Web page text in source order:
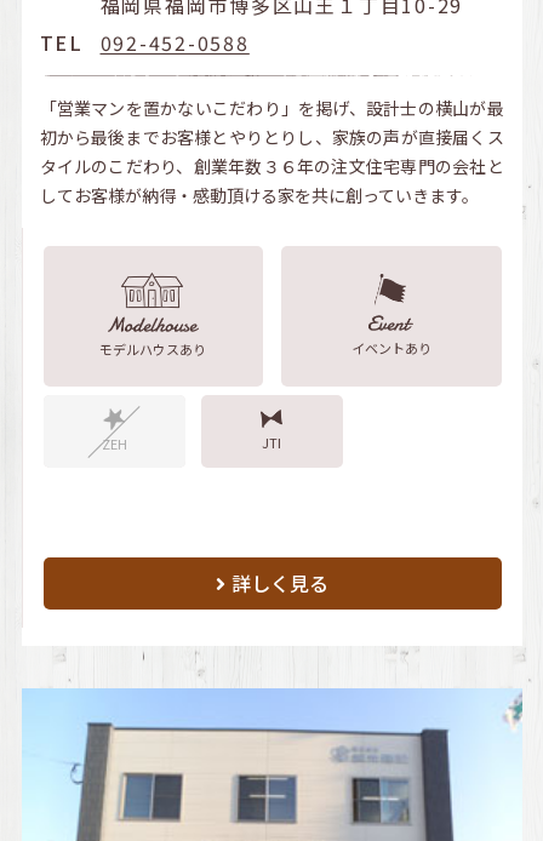
TEL
092-452-0588
「営業マンを置かないこだわり」を掲げ、設計士の横山が最
初から最後までお客様とやりとりし、家族の声が直接届くス
タイルのこだわり、創業年数３６年の注文住宅専門の会社と
してお客様が納得・感動頂ける家を共に創っていきます。
モデルハウスあり イベントあり
ZEH JTI
詳しく見る